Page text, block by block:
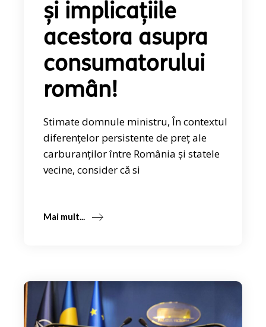
și implicațiile
acestora asupra
consumatorului
român!
Stimate domnule ministru, În contextul
diferențelor persistente de preț ale
carburanților între România și statele
vecine, consider că si
Mai mult...